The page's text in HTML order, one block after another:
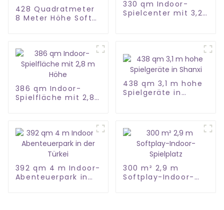
428 Quadratmeter
8 Meter Höhe Soft
330 qm Indoor-
Spielcenter mit 3,2
386 qm Indoor-
Spielfläche mit 2,8
438 qm 3,1 m hohe
Spielgeräte in
392 qm 4 m Indoor-
Abenteuerpark in
300 m² 2,9 m
Softplay-Indoor-